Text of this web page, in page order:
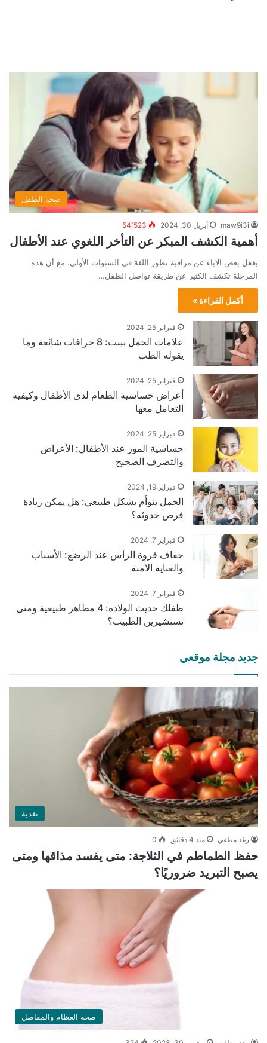
صحة الطفل
maw9i3i أبريل 30, 2024 54٬523
أهمية الكشف المبكر عن التأخر اللغوي عند الأطفال
يغفل بعض الآباء عن مراقبة تطور اللغة في السنوات الأولى، مع أن هذه
المرحلة تكشف الكثير عن طريقة تواصل الطفل…
أكمل القراءة »
فبراير 25, 2024
علامات الحمل ببنت: 8 خرافات شائعة وما
يقوله الطب
فبراير 25, 2024
أعراض حساسية الطعام لدى الأطفال وكيفية
التعامل معها
فبراير 25, 2024
حساسية الموز عند الأطفال: الأعراض
والتصرف الصحيح
فبراير 19, 2024
الحمل بتوأم بشكل طبيعي: هل يمكن زيادة
فرص حدوثه؟
فبراير 7, 2024
جفاف فروة الرأس عند الرضع: الأسباب
والعناية الآمنة
فبراير 7, 2024
طفلك حديث الولادة: 4 مظاهر طبيعية ومتى
تستشيرين الطبيب؟
جديد مجلة موقعي
تغذية
رغد مطفي منذ 4 دقائق 0
حفظ الطماطم في الثلاجة: متى يفسد مذاقها ومتى
يصبح التبريد ضروريًا؟
صحة العظام والمفاصل